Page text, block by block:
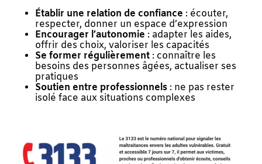
Établir une relation de confiance : écouter,
respecter, donner un espace d’expression
Encourager l’autonomie : adapter les aides,
offrir des choix, valoriser les capacités
Se former régulièrement : connaître les
besoins des personnes âgées, actualiser ses
pratiques
Soutien entre professionnels : ne pas rester
isolé face aux situations complexes